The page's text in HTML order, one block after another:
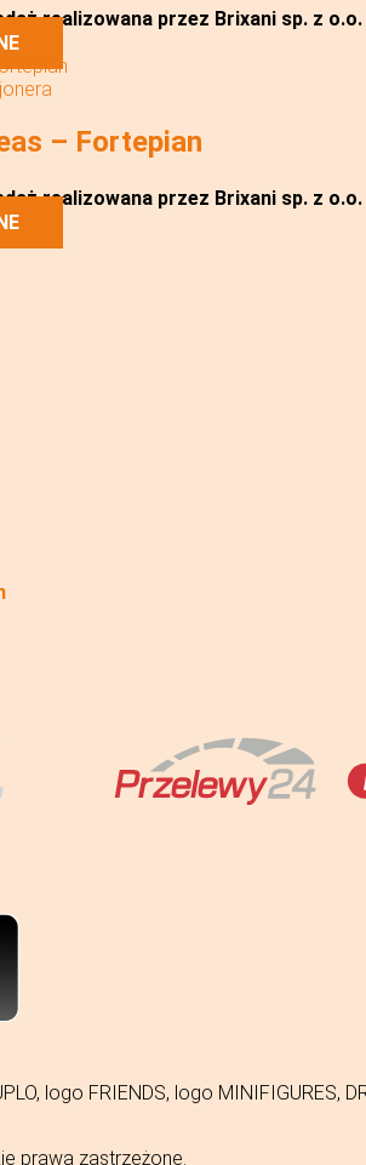
realizowana przez Brixani sp. z o.o.
– Fortepian
realizowana przez Brixani sp. z o.o.
logo FRIENDS, logo
prawa zastrzeżone.